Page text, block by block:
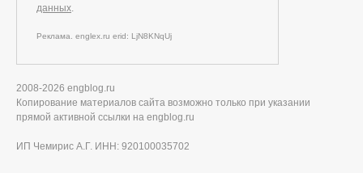
данных.
Реклама. englex.ru erid: LjN8KNqUj
2008-2026 engblog.ru
Копирование материалов сайта возможно только при указании
прямой активной ссылки на engblog.ru
ИП Чемирис А.Г. ИНН: 920100035702